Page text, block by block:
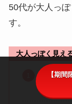
50代が大人っ
す。
大人っぽく見え
無地の
ュアル
【期